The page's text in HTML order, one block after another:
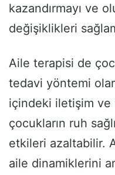
kazandırmayı ve
değişiklikleri
Aile terapisi de
tedavi yöntemi
içindeki iletişim ve
çocukların ruh
etkileri azaltabilir.
aile dinamiklerini